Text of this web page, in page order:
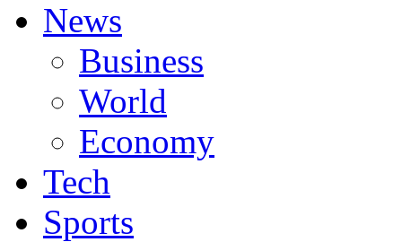
News
Business
World
Economy
Tech
Sports